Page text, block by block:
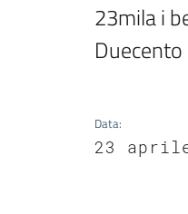
23mila i
Data:
23